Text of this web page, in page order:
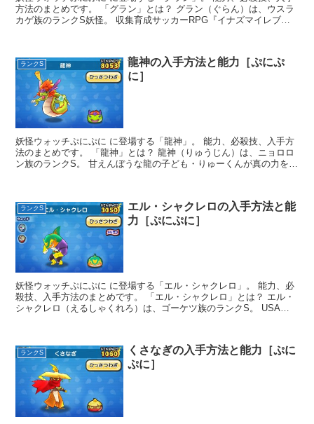
方法のまとめです。 「グラン」とは？ グラン（ぐらん）は、ウスラ
カゲ族のランクS妖怪。 収集育成サッカーRPG『イナズマイレブ
ランクS
龍神の入手方法と能力［ぷにぷ
に］
妖怪ウォッチぷにぷに に登場する「龍神」。 能力、必殺技、入手方
法のまとめです。 「龍神」とは？ 龍神（りゅうじん）は、ニョロロ
ン族のランクS。 甘えんぼうな龍の子ども・りゅーくんが真の力を手
ランクS
エル・シャクレロの入手方法と能
力［ぷにぷに］
妖怪ウォッチぷにぷに に登場する「エル・シャクレロ」。 能力、必
殺技、入手方法のまとめです。 「エル・シャクレロ」とは？ エル・
シャクレロ（えるしゃくれろ）は、ゴーケツ族のランクS。 USAの
ランクS
くさなぎの入手方法と能力［ぷに
ぷに］